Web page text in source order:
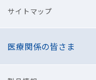
サイトマップ
医療関係の皆さま